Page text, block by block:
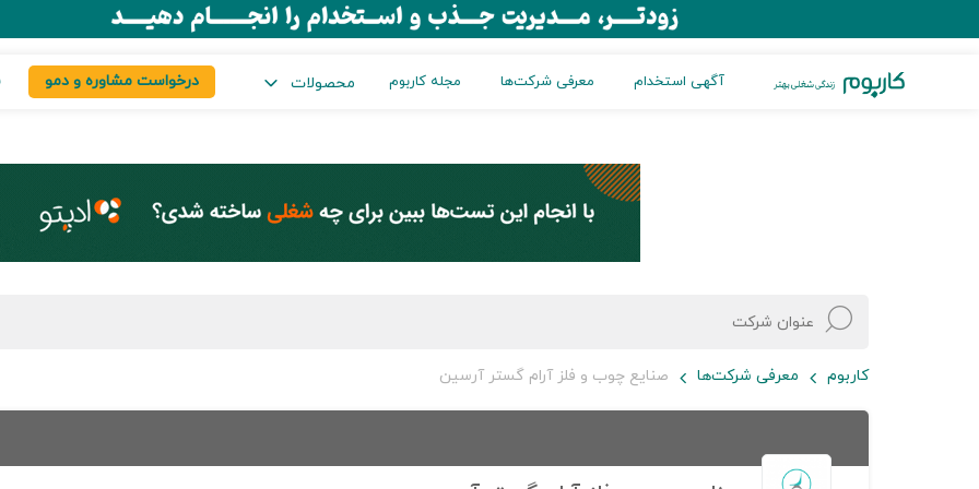
آگهی استخدام معرفی شرکت‌ها مجله کاربوم محصولات درخواست مشاوره و دمو
کاربوم معرفی شرکت‌ها صنایع چوب و فلز آرام گستر آرسین